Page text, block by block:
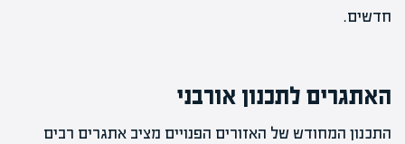
חדשים.
האתגרים לתכנון אורבני
התכנון המחודש של האזורים הפנויים מציב אתגרים רבים